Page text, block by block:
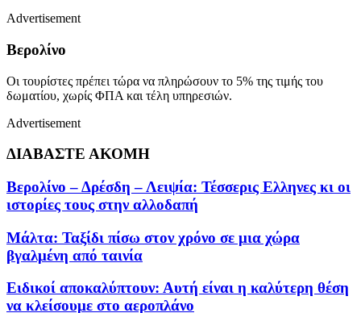
Advertisement
Βερολίνο
Οι τουρίστες πρέπει τώρα να πληρώσουν το 5% της τιμής του
δωματίου, χωρίς ΦΠΑ και τέλη υπηρεσιών.
Advertisement
ΔΙΑΒΑΣΤΕ ΑΚΟΜΗ
Βερολίνο – Δρέσδη – Λειψία: Τέσσερις Ελληνες κι οι
ιστορίες τους στην αλλοδαπή
Μάλτα: Ταξίδι πίσω στον χρόνο σε μια χώρα
βγαλμένη από ταινία
Ειδικοί αποκαλύπτουν: Αυτή είναι η καλύτερη θέση
να κλείσουμε στο αεροπλάνο